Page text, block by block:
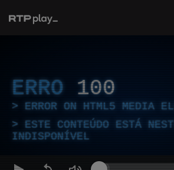
ERRO 100
ERROR ON HTML5 MEDIA
ESTE CONTEÚDO ESTÁ
INDISPONÍVEL